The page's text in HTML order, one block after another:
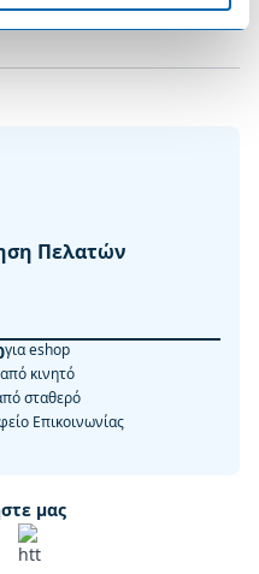
Πελατών
για eshop
από κινητό
σταθερό
Επικοινωνίας
μας